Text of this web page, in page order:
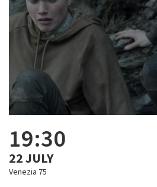
19:30
22 JULY
Venezia 75